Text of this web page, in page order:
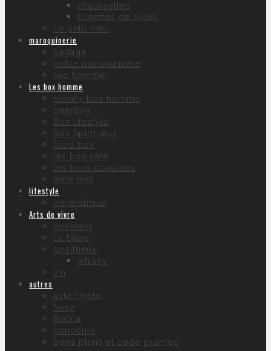
chaussettes
Lunettes de soleil
Le petit mec
maroquinerie
bagage
petite maroquinerie
sac homme
Les box homme
beauty box homme
beerbox
Box lifestyle
Box Spiritueux
food box
les box café
les boxs coquines
wine box
lifestyle
vie pratique
Arts de vivre
cocktails
La bière
spiritueux
whisky
vin
autres
auto/moto
Sexy
Blabla
concours
bons plans et code promos